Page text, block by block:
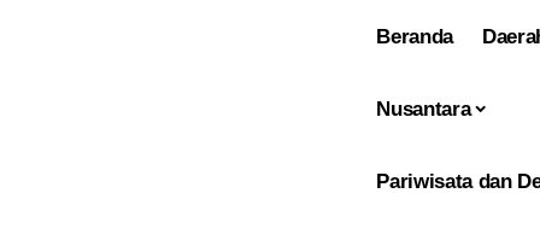
Beranda
Nusantara
Pariwisata dan